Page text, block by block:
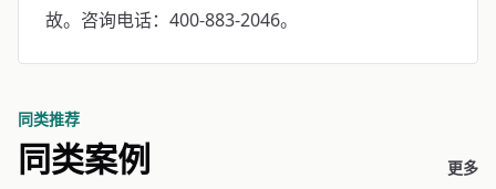
故。咨询电话：400-883-2046。
同类推荐
同类案例 更多